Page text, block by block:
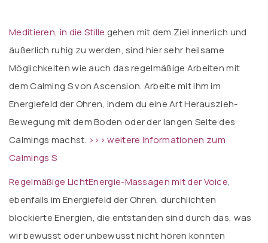
Meditieren, in die Stille gehen mit dem Ziel innerlich und
äußerlich ruhig zu werden, sind hier sehr heilsame
Möglichkeiten wie auch das regelmäßige Arbeiten mit
dem Calming S von Ascension. Arbeite mit ihm im
Energiefeld der Ohren, indem du eine Art Herauszieh-
Bewegung mit dem Boden oder der langen Seite des
Calmings machst. >>> weitere Informationen zum
Calmings S
Regelmäßige LichtEnergie-Massagen mit der Voice,
ebenfalls im Energiefeld der Ohren, durchlichten
blockierte Energien, die entstanden sind durch das, was
wir bewusst oder unbewusst nicht hören konnten